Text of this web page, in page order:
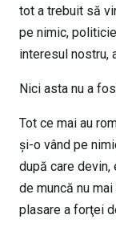
tot a trebuit să
pe nimic,
interesul nostru,
Nici asta nu a
Tot ce mai au
şi-o vând pe
după care devin,
de muncă nu
plasare a forţei